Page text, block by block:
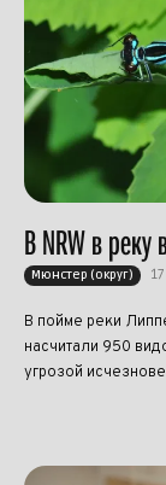
В NRW в
Мюнстер (округ)
В пойме реки
насчитали 950
угрозой